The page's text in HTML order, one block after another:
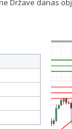
Države danas